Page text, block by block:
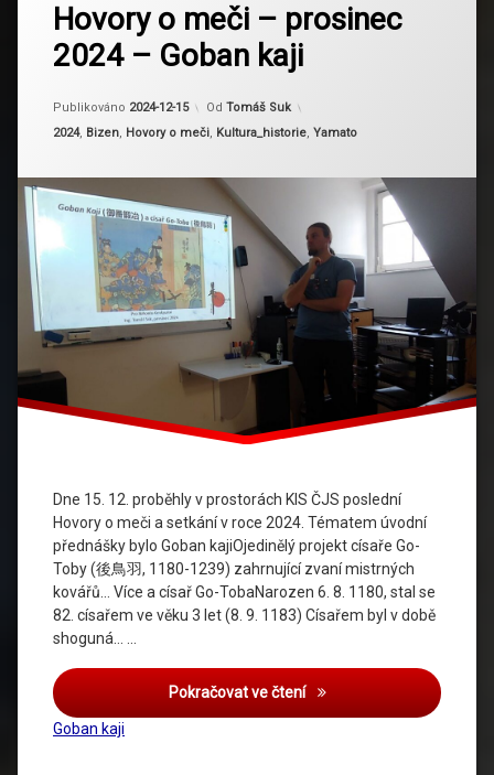
Hovory o meči – prosinec
2024 – Goban kaji
Publikováno 2024-12-15
Aktualizováno
Od Tomáš Suk
Kategorie:
2024, Bizen, Hovory o meči, Kultura_historie, Yamato
Dne 15. 12. proběhly v prostorách KIS ČJS poslední
Hovory o meči a setkání v roce 2024. Tématem úvodní
přednášky bylo Goban kajiOjedinělý projekt císaře Go-
Toby (後鳥羽, 1180-1239) zahrnující zvaní mistrných
kovářů… Více a císař Go-TobaNarozen 6. 8. 1180, stal se
82. císařem ve věku 3 let (8. 9. 1183) Císařem byl v době
shoguná… …
Pokračovat ve čtení Hovory o meči – prosinec
Goban kaji
goba
kaji
shikomizue
yamato